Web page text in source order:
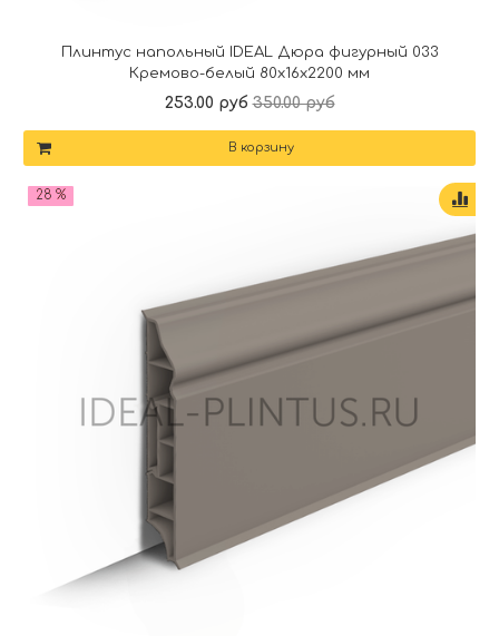
Плинтус напольный IDEAL Дюра фигурный 033
Кремово-белый 80x16x2200 мм
253.00 руб 350.00 руб
В корзину
28 %